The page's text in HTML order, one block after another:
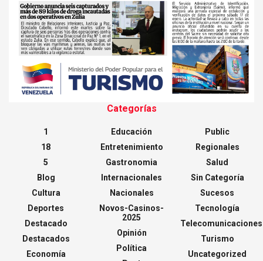
Categorías
1
18
5
Blog
Cultura
Deportes
Destacado
Destacados
Economía
Educación
Entretenimiento
Gastronomia
Internacionales
Nacionales
Novos-Casinos-
2025
Opinión
Política
Public
Regionales
Salud
Sin Categoría
Sucesos
Tecnología
Telecomunicaciones
Turismo
Uncategorized